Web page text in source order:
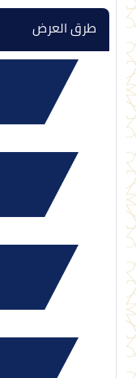
طرق العرض